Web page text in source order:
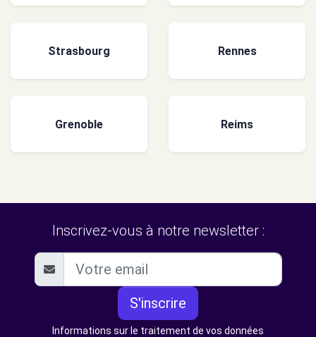
Strasbourg Rennes
Grenoble Reims
Inscrivez-vous à notre newsletter :
S'inscrire
Informations sur le traitement de vos données